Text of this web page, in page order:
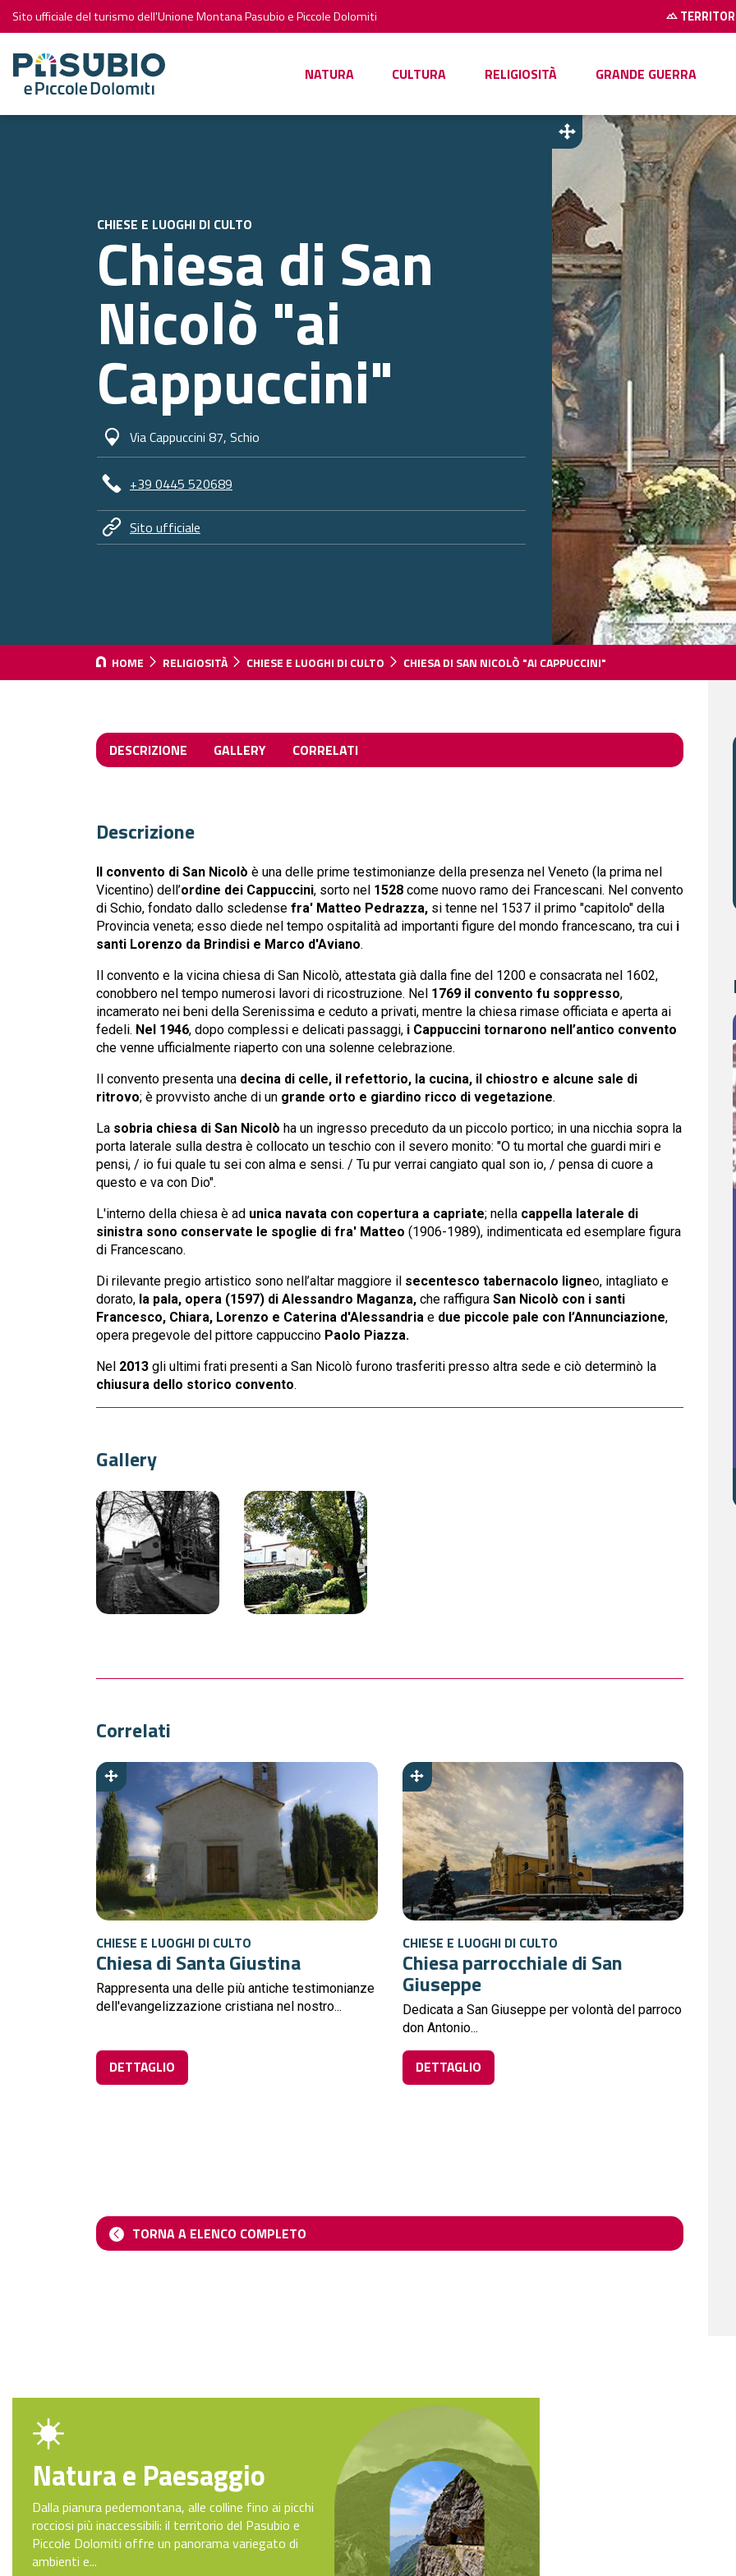
Sito ufficiale del turismo dell'Unione Montana Pasubio e Piccole Dolomiti
NATURA CULTURA RELIGIOSITÀ GRANDE GUERRA
CHIESE E LUOGHI DI CULTO
Chiesa di San
Nicolò "ai
Cappuccini"
Via Cappuccini 87, Schio
+39 0445 520689
Sito ufficiale
HOME RELIGIOSITÀ CHIESE E LUOGHI DI CULTO CHIESA DI SAN NICOLÒ "AI CAPPUCCINI"
DESCRIZIONE GALLERY CORRELATI
Descrizione
Il convento di San Nicolò è una delle prime testimonianze della presenza nel Veneto (la prima nel
Vicentino) dell’ordine dei Cappuccini, sorto nel 1528 come nuovo ramo dei Francescani. Nel convento
di Schio, fondato dallo scledense fra' Matteo Pedrazza, si tenne nel 1537 il primo "capitolo" della
Provincia veneta; esso diede nel tempo ospitalità ad importanti figure del mondo francescano, tra cui i
santi Lorenzo da Brindisi e Marco d'Aviano.
Il convento e la vicina chiesa di San Nicolò, attestata già dalla fine del 1200 e consacrata nel 1602,
conobbero nel tempo numerosi lavori di ricostruzione. Nel 1769 il convento fu soppresso,
incamerato nei beni della Serenissima e ceduto a privati, mentre la chiesa rimase officiata e aperta ai
fedeli. Nel 1946, dopo complessi e delicati passaggi, i Cappuccini tornarono nell’antico convento
che venne ufficialmente riaperto con una solenne celebrazione.
Il convento presenta una decina di celle, il refettorio, la cucina, il chiostro e alcune sale di
ritrovo; è provvisto anche di un grande orto e giardino ricco di vegetazione.
La sobria chiesa di San Nicolò ha un ingresso preceduto da un piccolo portico; in una nicchia sopra la
porta laterale sulla destra è collocato un teschio con il severo monito: "O tu mortal che guardi miri e
pensi, / io fui quale tu sei con alma e sensi. / Tu pur verrai cangiato qual son io, / pensa di cuore a
questo e va con Dio".
L'interno della chiesa è ad unica navata con copertura a capriate; nella cappella laterale di
sinistra sono conservate le spoglie di fra' Matteo (1906-1989), indimenticata ed esemplare figura
di Francescano.
Di rilevante pregio artistico sono nell’altar maggiore il secentesco tabernacolo ligneo, intagliato e
dorato, la pala, opera (1597) di Alessandro Maganza, che raffigura San Nicolò con i santi
Francesco, Chiara, Lorenzo e Caterina d'Alessandria e due piccole pale con l’Annunciazione,
opera pregevole del pittore cappuccino Paolo Piazza.
Nel 2013 gli ultimi frati presenti a San Nicolò furono trasferiti presso altra sede e ciò determinò la
chiusura dello storico convento.
Gallery
Correlati
CHIESE E LUOGHI DI CULTO
Chiesa di Santa Giustina
Rappresenta una delle più antiche testimonianze
dell'evangelizzazione cristiana nel nostro...
DETTAGLIO
CHIESE E LUOGHI DI CULTO
Chiesa parrocchiale di San
Giuseppe
Dedicata a San Giuseppe per volontà del parroco
don Antonio...
DETTAGLIO
TORNA A ELENCO COMPLETO
Natura e Paesaggio
Dalla pianura pedemontana, alle colline fino ai picchi
rocciosi più inaccessibili: il territorio del Pasubio e
Piccole Dolomiti offre un panorama variegato di
ambienti e...